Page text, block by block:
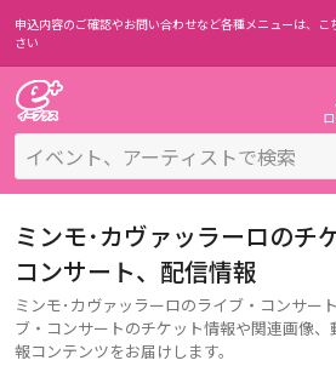
申込内容のご確認やお問い合わせなど各種メニューは、 こ
さい
ミンモ･カヴァッラーロのチ
コンサート、配信情報
ミンモ･カヴァッラーロのライブ・コンサー
ブ・コンサートのチケット情報や関連画像
報コンテンツをお届けします。